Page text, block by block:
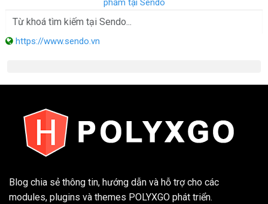
https://www.sendo.vn
Blog chia sẻ thông tin, hướng dẫn và hỗ trợ cho các
modules, plugins và themes POLYXGO phát triển.